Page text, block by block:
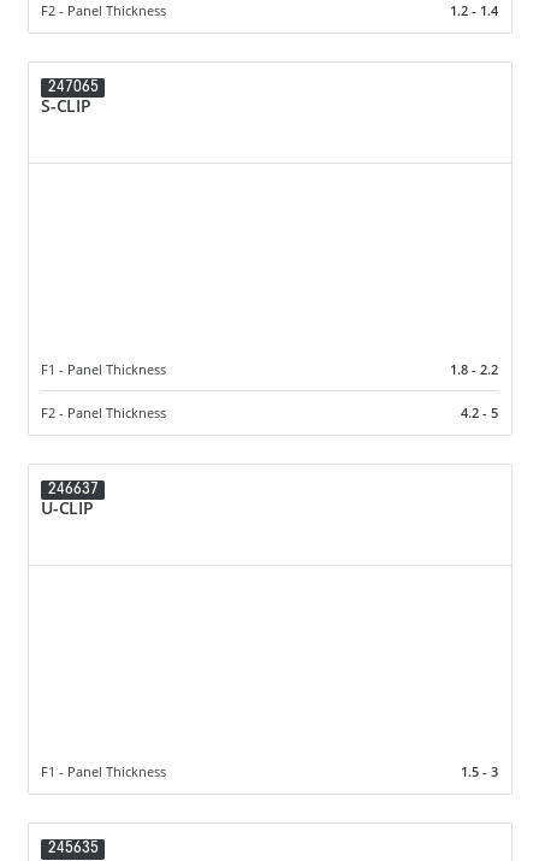
F2 - Panel Thickness 1.2 - 1.4
247065
S-CLIP
F1 - Panel Thickness 1.8 - 2.2
F2 - Panel Thickness 4.2 - 5
246637
U-CLIP
F1 - Panel Thickness 1.5 - 3
245635